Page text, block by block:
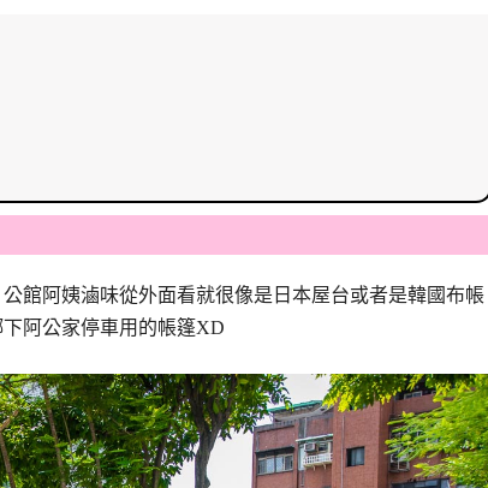
館阿姨滷味從外面看就很像是日本屋台或者是韓國布帳
阿公家停車用的帳篷XD